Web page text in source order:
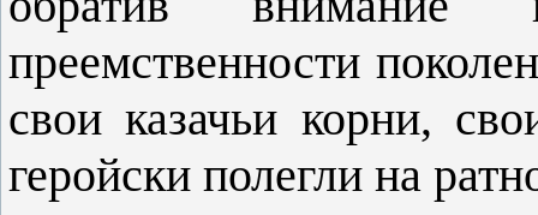
преемственности
свои казачьи корни,
геройски полегли на